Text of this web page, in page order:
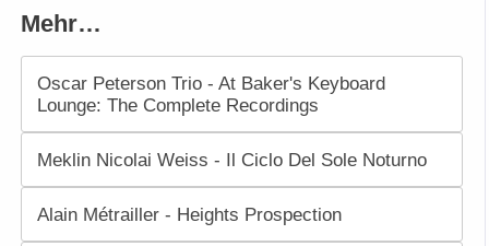
Mehr…
Oscar Peterson Trio - At Baker's Keyboard
Lounge: The Complete Recordings
Meklin Nicolai Weiss - Il Ciclo Del Sole Noturno
Alain Métrailler - Heights Prospection